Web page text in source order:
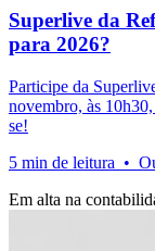
Superlive da
para 2026?
Participe da
novembro, às
se!
5 min de leitura •
Em alta na